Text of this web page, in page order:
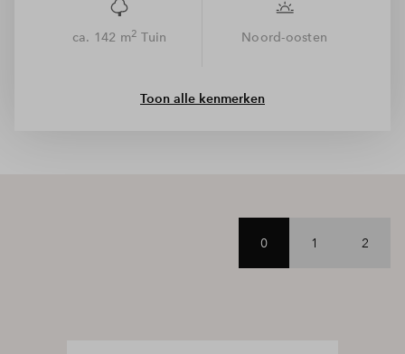
ca. 142 m2 Tuin Noord-oosten
Toon alle kenmerken
0 1 2